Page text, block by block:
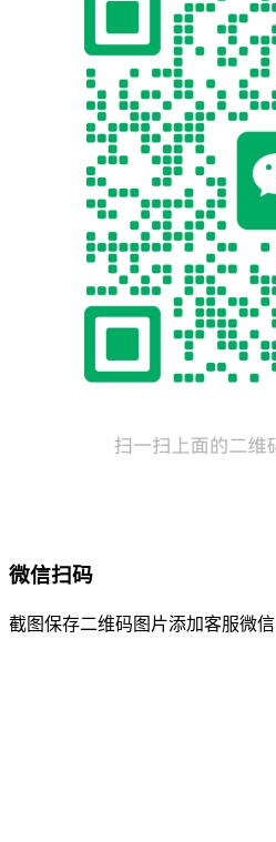
微信扫码
截图保存二维码图片添加客服微信